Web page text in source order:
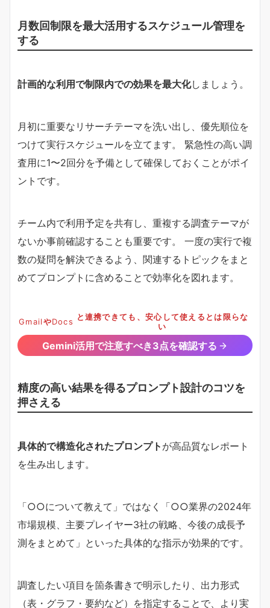
月数回制限を最大活用するスケジュール管理を
する
計画的な利用で制限内での効果を最大化しましょう。
月初に重要なリサーチテーマを洗い出し、優先順位を
つけて実行スケジュールを立てます。 緊急性の高い調
査用に1〜2回分を予備として確保しておくことがポイ
ントです。
チーム内で利用予定を共有し、重複する調査テーマが
ないか事前確認することも重要です。 一度の実行で複
数の疑問を解決できるよう、関連するトピックをまと
めてプロンプトに含めることで効率化を図れます。
GmailやDocs と連携できても、安心して使えるとは限らな
い
Gemini活用で注意すべき3点を確認する
精度の高い結果を得るプロンプト設計のコツを
押さえる
具体的で構造化されたプロンプト が高品質なレポート
を生み出します。
「○○について教えて」ではなく「○○業界の2024年
市場規模、主要プレイヤー3社の戦略、今後の成長予
測をまとめて」といった具体的な指示が効果的です。
調査したい項目を箇条書きで明示したり、出力形式
（表・グラフ・要約など）を指定することで、より実